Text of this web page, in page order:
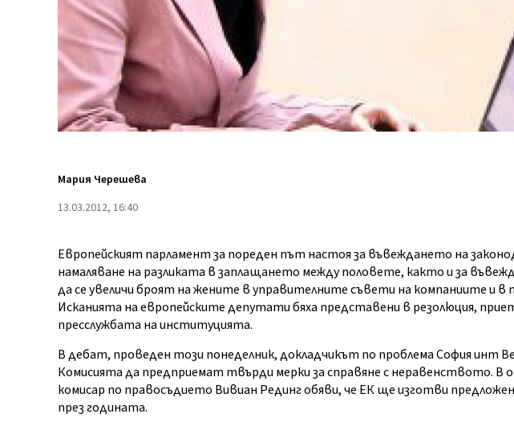
Мария Черешева
13.03.2012, 16:40
Европейският парламент за пореден път настоя за въвеждането на
намаляване на разликата в заплащането между половете, както и за
да се увеличи броят на жените в управителните съвети на компаниите и в
Исканията на европейските депутати бяха представени в резолюция,
пресслужбата на институцията.
В дебат, проведен този понеделник, докладчикът по проблема София инт
Комисията да предприемат твърди мерки за справяне с неравенството. В
комисар по правосъдието Вивиан Рединг обяви, че ЕК ще изготви
през годината.